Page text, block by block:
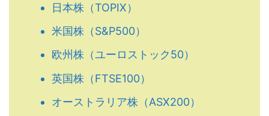
日本株（TOPIX）
米国株（S&P500）
欧州株（ユーロストック50）
英国株（FTSE100）
オーストラリア株（ASX200）